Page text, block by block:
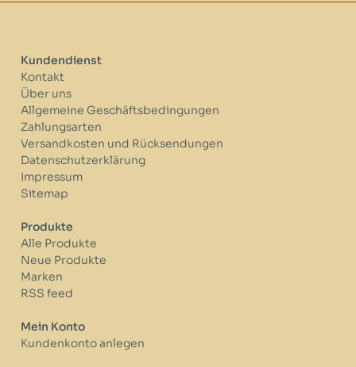
Kundendienst
Kontakt
Über uns
Allgemeine Geschäftsbedingungen
Zahlungsarten
Versandkosten und Rücksendungen
Datenschutzerklärung
Impressum
Sitemap
Produkte
Alle Produkte
Neue Produkte
Marken
RSS feed
Mein Konto
Kundenkonto anlegen